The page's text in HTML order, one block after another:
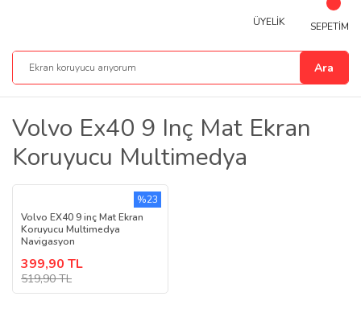
Ara
ÜYELİK SEPETİM
Volvo Ex40 9 Inç Mat Ekran
Koruyucu Multimedya
Volvo EX40 9 inç Mat Ekran
Koruyucu Multimedya
Navigasyon
399,90 TL
519,90 TL
%23